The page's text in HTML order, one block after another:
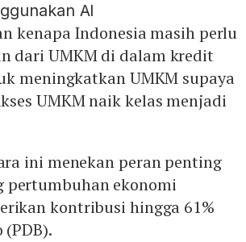
AI
kenapa Indonesia masih perlu
dari UMKM di dalam kredit
meningkatkan UMKM supaya
UMKM naik kelas menjadi
ini menekan peran penting
pertumbuhan ekonomi
kontribusi hingga 61%